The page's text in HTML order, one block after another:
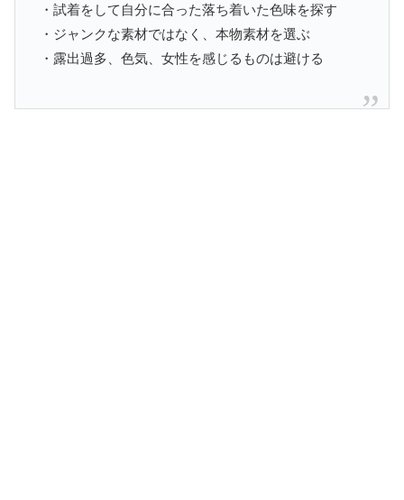
・試着をして自分に合った落ち着いた色味を探す
・ジャンクな素材ではなく、本物素材を選ぶ
・露出過多、色気、女性を感じるものは避ける